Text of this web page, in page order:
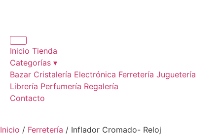
Inicio Tienda
Categorías ▾
Bazar Cristalería Electrónica Ferretería Juguetería
Librería Perfumería Regalería
Contacto
Inicio / Ferretería / Inflador Cromado- Reloj